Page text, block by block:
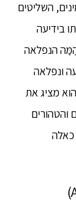
השליטים
בידיעה
הנפלאה
ונפלאה
מציג את
והטהורים
כאלה